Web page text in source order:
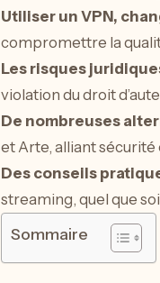
Utiliser un VPN,
compromettre la
Les risques
violation du droit
De nombreuses
et Arte, alliant sécurité
Des conseils
streaming, quel que
Sommaire